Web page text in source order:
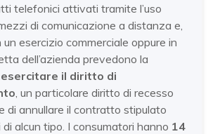
telefonici attivati tramite l’uso
di comunicazione a distanza e,
un esercizio commerciale oppure in
dell’azienda prevedono la
esercitare il diritto di
, un particolare diritto di recesso
di annullare il contratto stipulato
alcun tipo. I consumatori hanno 14